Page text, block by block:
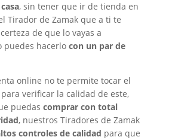
, sin tener que ir de tienda en
Tirador de Zamak que a ti te
de que lo vayas a
puedes hacerlo con un par de
online no te permite tocar el
verificar la calidad de este,
puedas comprar con total
, nuestros Tiradores de Zamak
controles de calidad para que